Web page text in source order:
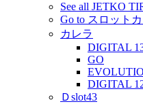
See all JETKO
Go to スロット
カレラ
DIGITAL
GO
DIGITAL
Ｄslot43